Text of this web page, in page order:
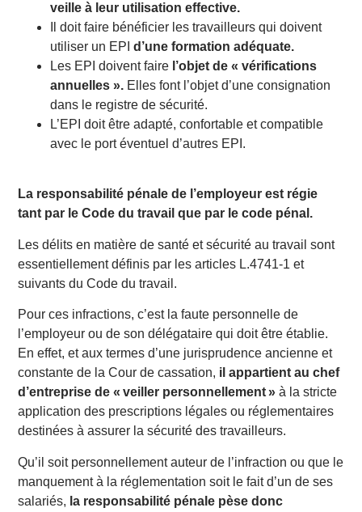
veille à leur utilisation effective.
Il doit faire bénéficier les travailleurs qui doivent
utiliser un EPId’une formation adéquate.
Les EPI doivent faire l’objet de « vérifications
annuelles ». Elles font l’objet d’une consignation
dans le registre de sécurité.
L’EPI doit être adapté, confortable et compatible
avec le port éventuel d’autres EPI.
La responsabilité pénale de l’employeur est régie
tant par le Code du travail que par le code pénal.
Les délits en matière de santé et sécurité au travail sont
essentiellement définis par les articles L.4741-1 et
suivants du Code du travail.
Pour ces infractions, c’est la faute personnelle de
l’employeur ou de son délégataire qui doit être établie.
En effet, et aux termes d’une jurisprudence ancienne et
constante de la Cour de cassation, il appartient au chef
d’entreprise de « veiller personnellement »à la stricte
application des prescriptions légales ou réglementaires
destinées à assurer la sécurité des travailleurs.
Qu’il soit personnellement auteur de l’infraction ou que le
manquement à la réglementation soit le fait d’un de ses
salariés, la responsabilité pénale pèse donc